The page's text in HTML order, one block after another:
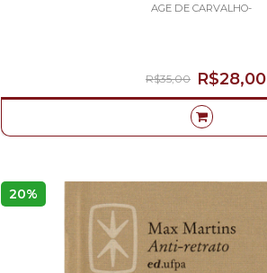
AGE DE CARVALHO-
R$28,00
R$35,00
20%